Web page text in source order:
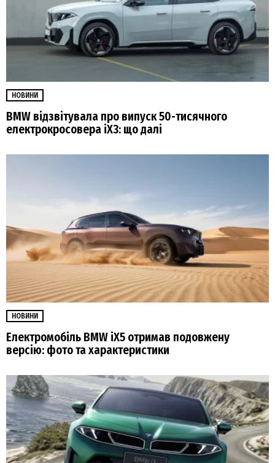
НОВИНИ
BMW відзвітувала про випуск 50-тисячного
електрокросовера iX3: що далі
НОВИНИ
Електромобіль BMW iX5 отримав подовжену
версію: фото та характеристики